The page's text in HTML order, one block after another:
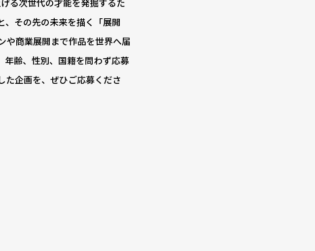
、その先の未来を描く「展開
や商業展開まで作品を世界へ届
年齢、性別、国籍を問わず応募
た企画を、ぜひご応募くださ